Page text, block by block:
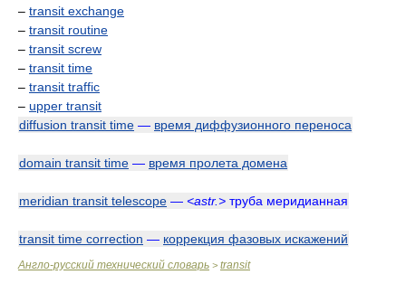
– transit exchange
– transit routine
– transit screw
– transit time
– transit traffic
– upper transit
diffusion transit time — время диффузионного переноса
domain transit time — время пролета домена
meridian transit telescope — <astr.> труба меридианная
transit time correction — коррекция фазовых искажений
Англо-русский технический словарь > transit